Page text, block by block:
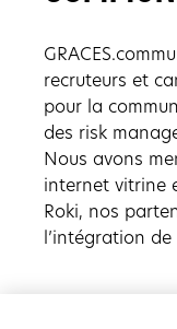
recruteurs et
pour la
des risk
Nous avons
internet vitrine
Roki, nos
l’intégration